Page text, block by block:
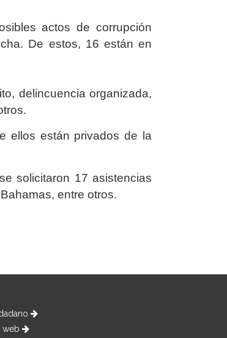
actos de corrupción
De estos, 16 están en
delincuencia organizada,
ellos están privados de la
solicitaron 17 asistencias
entre otros.
web